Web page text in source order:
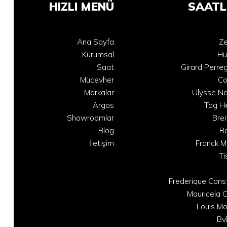
HIZLI MENÜ
Ana Sayfa
Kurumsal
Saat
Mücevher
Markalar
Argos
Showroomlar
Blog
İletişim
Girard
Ulysse
Tag
Franck
Frederique
Mauricela
Louis